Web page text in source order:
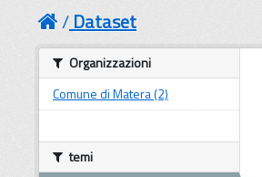
Dataset
Organizzazioni
Comune di Matera (2)
temi